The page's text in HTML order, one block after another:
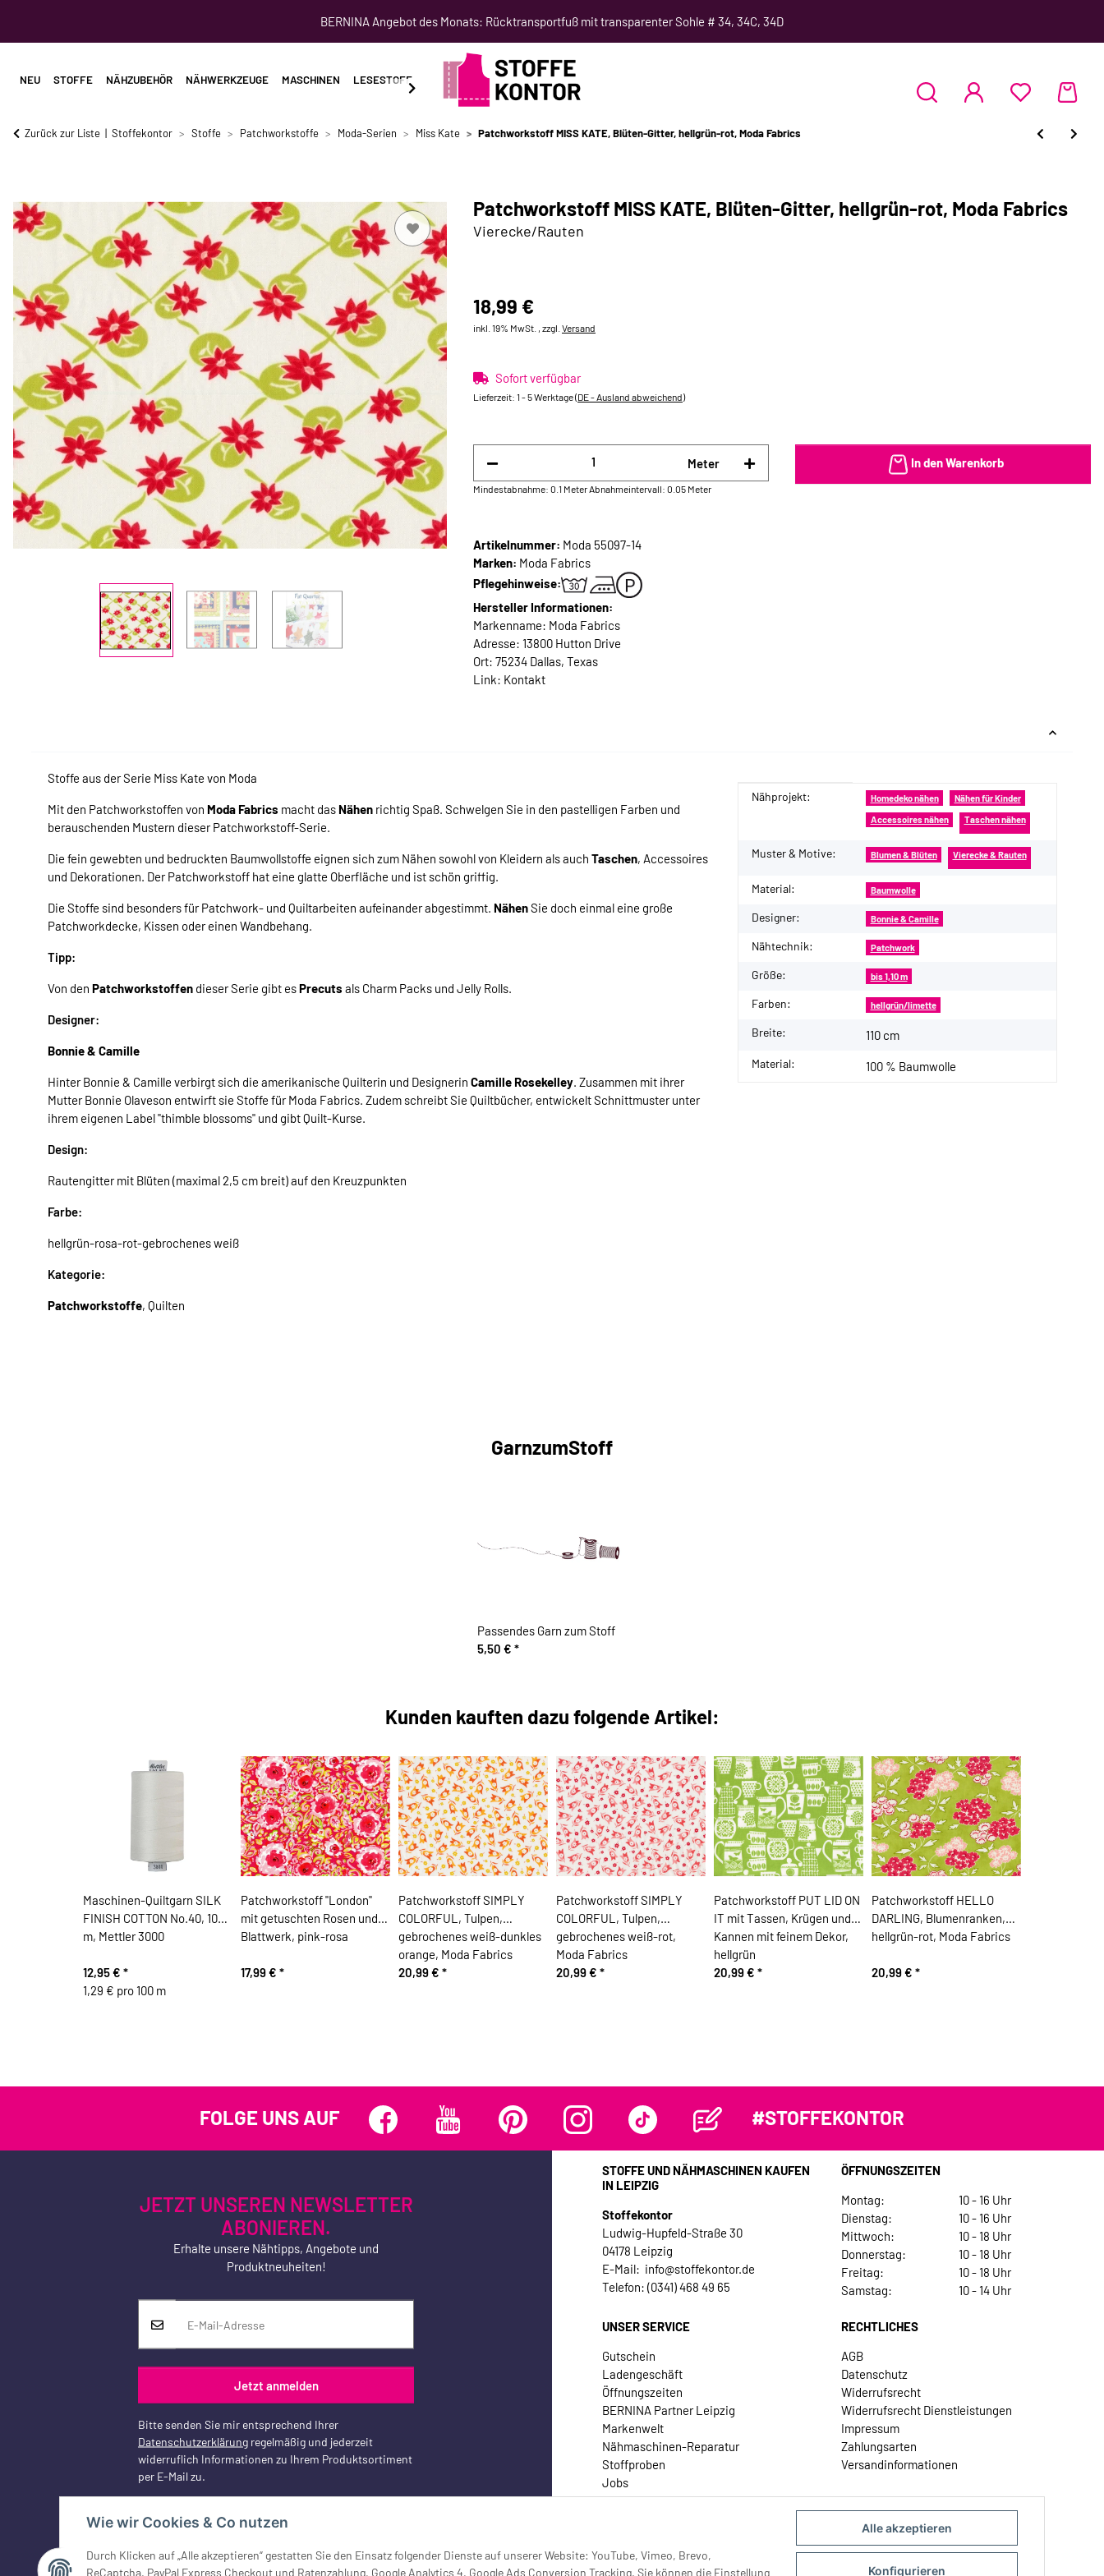
Alle akzeptieren
Konfigurieren
Wie wir Cookies & Co nutzen
Durch Klicken auf „Alle akzeptieren“ gestatten Sie den Einsatz folgender Dienste auf unserer Website: YouTube, Vimeo, Brevo,
ReCaptcha, PayPal Express Checkout und Ratenzahlung, Google Analytics 4, Google Ads Conversion Tracking. Sie können die Einstellung
BERNINA Angebot des Monats: Rücktransportfuß mit transparenter Sohle # 34, 34C, 34D
NEU STOFFE NÄHZUBEHÖR NÄHWERKZEUGE MASCHINEN LESESTOFF SCHNITTMUSTER NÄHKURSE
Zurück zur Liste Stoffekontor Stoffe Patchworkstoffe Moda-Serien Miss Kate Patchworkstoff MISS KATE, Blüten-Gitter, hellgrün-rot, Moda Fabrics
Patchworkstoff MISS KATE, Blüten-Gitter, hellgrün-rot, Moda Fabrics
Vierecke/Rauten
18,99 €
inkl. 19% MwSt. , zzgl. Versand
Sofort verfügbar
Lieferzeit: 1 - 5 Werktage(DE - Ausland abweichend)
Meter
Mindestabnahme: 0.1 MeterAbnahmeintervall: 0.05 Meter
In den Warenkorb
Artikelnummer: Moda 55097-14
Marken: Moda Fabrics
Pflegehinweise:
Hersteller Informationen:
Markenname: Moda Fabrics
Adresse: 13800 Hutton Drive
Ort: 75234 Dallas, Texas
Link: Kontakt
Stoffe aus der Serie Miss Kate von Moda
Mit den Patchworkstoffen von Moda Fabrics macht das Nähen richtig Spaß. Schwelgen Sie in den pastelligen Farben und
berauschenden Mustern dieser Patchworkstoff-Serie.
Die fein gewebten und bedruckten Baumwollstoffe eignen sich zum Nähen sowohl von Kleidern als auch Taschen, Accessoires
und Dekorationen. Der Patchworkstoff hat eine glatte Oberfläche und ist schön griffig.
Die Stoffe sind besonders für Patchwork- und Quiltarbeiten aufeinander abgestimmt. NähenSie doch einmal eine große
Patchworkdecke, Kissen oder einen Wandbehang.
Tipp:
Von den Patchworkstoffen dieser Serie gibt esPrecuts als Charm Packs und Jelly Rolls.
Designer:
Bonnie & Camille
Hinter Bonnie & Camille verbirgt sich die amerikanische Quilterin und Designerin Camille Rosekelley. Zusammen mit ihrer
Mutter Bonnie Olaveson entwirft sie Stoffe für Moda Fabrics. Zudem schreibt Sie Quiltbücher, entwickelt Schnittmuster unter
ihrem eigenen Label "thimble blossoms" und gibt Quilt-Kurse.
Design:
Rautengitter mit Blüten (maximal 2,5 cm breit) auf den Kreuzpunkten
Farbe:
hellgrün-rosa-rot-gebrochenes weiß
Kategorie:
Patchworkstoffe, Quilten
Produkteigenschaft
Wert
Nähprojekt: Homedeko nähen Nähen für Kinder
Accessoires nähen Taschen nähen
Muster & Motive: Blumen & Blüten Vierecke & Rauten
Material: Baumwolle
Designer: Bonnie & Camille
Nähtechnik: Patchwork
Größe: bis 1,10 m
Farben: hellgrün/limette
Breite: 110 cm
Material: 100 % Baumwolle
GarnzumStoff
Passendes Garn zum Stoff
5,50 € *
Kunden kauften dazu folgende Artikel:
Maschinen-Quiltgarn SILK
FINISH COTTON No.40, 1000
m, Mettler 3000
12,95 € *
1,29 € pro 100 m
Patchworkstoff "London"
mit getuschten Rosen und
Blattwerk, pink-rosa
17,99 € *
Patchworkstoff SIMPLY
COLORFUL, Tulpen,
gebrochenes weiß-dunkles
orange, Moda Fabrics
20,99 € *
Patchworkstoff SIMPLY
COLORFUL, Tulpen,
gebrochenes weiß-rot,
Moda Fabrics
20,99 € *
Patchworkstoff PUT LID ON
IT mit Tassen, Krügen und
Kannen mit feinem Dekor,
hellgrün
20,99 € *
Patchworkstoff HELLO
DARLING, Blumenranken,
hellgrün-rot, Moda Fabrics
20,99 € *
FOLGE UNS AUF #STOFFEKONTOR
JETZT UNSEREN NEWSLETTER
ABONIEREN.
Erhalte unsere Nähtipps, Angebote und
Produktneuheiten!
Jetzt anmelden
Bitte senden Sie mir entsprechend Ihrer
Datenschutzerklärung regelmäßig und jederzeit
widerruflich Informationen zu Ihrem Produktsortiment
per E-Mail zu.
Vertrag widerrufen
STOFFE UND NÄHMASCHINEN KAUFEN
IN LEIPZIG
Stoffekontor
Ludwig-Hupfeld-Straße 30
04178 Leipzig
E-Mail: info@stoffekontor.de
Telefon: (0341) 468 49 65
ÖFFNUNGSZEITEN
Montag:
10 - 16 Uhr
Dienstag:
10 - 16 Uhr
Mittwoch:
10 - 18 Uhr
Donnerstag:
10 - 18 Uhr
Freitag:
10 - 18 Uhr
Samstag:
10 - 14 Uhr
UNSER SERVICE
Gutschein
Ladengeschäft
Öffnungszeiten
BERNINA Partner Leipzig
Markenwelt
Nähmaschinen-Reparatur
Stoffproben
Jobs
Kontakt
RECHTLICHES
AGB
Datenschutz
Widerrufsrecht
Widerrufsrecht Dienstleistungen
Impressum
Zahlungsarten
Versandinformationen